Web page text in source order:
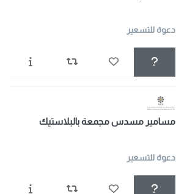
دعوة للتسعير
مسامير مسدس مجمعة بالبلاستيك
دعوة للتسعير